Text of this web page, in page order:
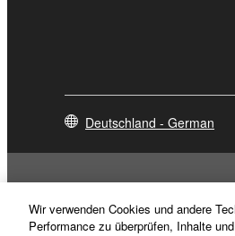
Deutschland - German
Wir verwenden Cookies und andere
Performance zu überprüfen, Inhalte